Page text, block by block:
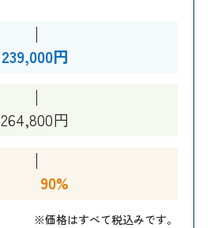
239,000円
264,800円
90%
※価格はすべて税込みです。